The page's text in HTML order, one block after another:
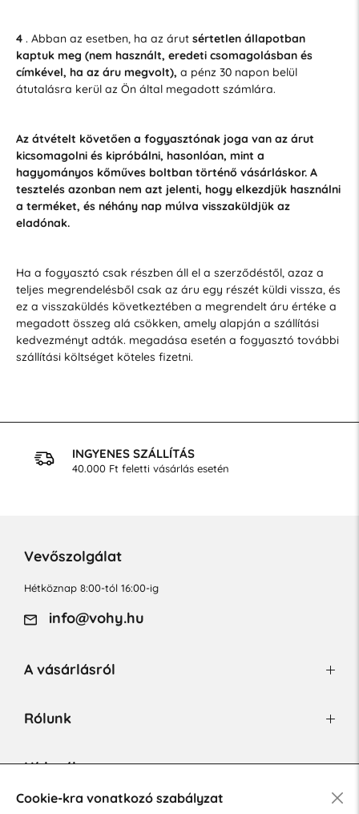
4. Abban az esetben, ha az árut sértetlen állapotban
kaptuk meg (nem használt, eredeti csomagolásban és
címkével, ha az áru megvolt), a pénz 30 napon belül
átutalásra kerül az Ön által megadott számlára.
Az átvételt követően a fogyasztónak joga van az árut
kicsomagolni és kipróbálni, hasonlóan, mint a
hagyományos kőműves boltban történő vásárláskor. A
tesztelés azonban nem azt jelenti, hogy elkezdjük használni
a terméket, és néhány nap múlva visszaküldjük az
eladónak.
Ha a fogyasztó csak részben áll el a szerződéstől, azaz a
teljes megrendelésből csak az áru egy részét küldi vissza, és
ez a visszaküldés következtében a megrendelt áru értéke a
megadott összeg alá csökken, amely alapján a szállítási
kedvezményt adták. megadása esetén a fogyasztó további
szállítási költséget köteles fizetni.
INGYENES SZÁLLÍTÁS
40.000 Ft feletti vásárlás esetén
Vevőszolgálat
Hétköznap 8:00-tól 16:00-ig
info@vohy.hu
A vásárlásról
Rólunk
Hírlevél
Cookie-kra vonatkozó szabályzat